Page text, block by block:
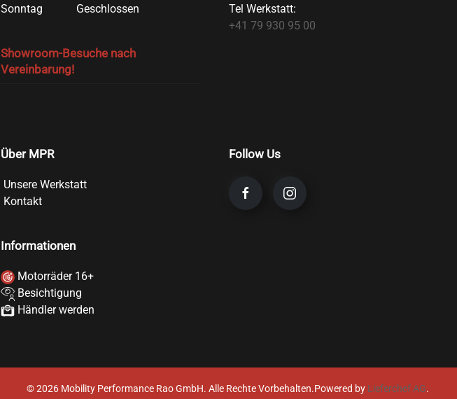
Tel Werkstatt:
+41 79 930 95 00
Sonntag
Geschlossen
Showroom-Besuche nach
Vereinbarung!
Über MPR
Unsere Werkstatt
Kontakt
Informationen
Motorräder 16+
Besichtigung
Händler werden
Follow Us
©2026 Mobility Performance Rao GmbH. Alle Rechte Vorbehalten.Powered by Lieferchef AG.